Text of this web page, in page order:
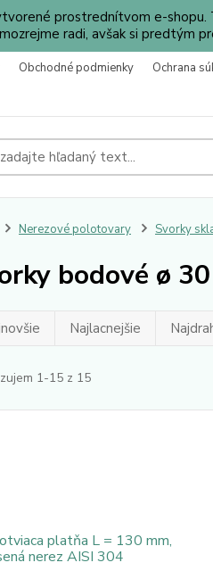
prostrednítvom e-
radi, avšak si predtým
Obchodné podmienky Ochrana
Nerezové polotovary Svorky
bodové ø
Najlacnejšie
1-15 z 15